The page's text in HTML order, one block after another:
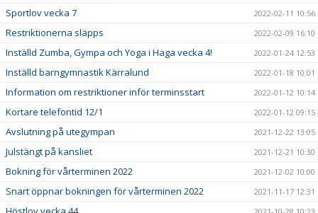
Sportlov vecka 7 2022-02-11 10:56
Restriktionerna släpps 2022-02-09 16:10
Inställd Zumba, Gympa och Yoga i Haga vecka 4! 2022-01-24 12:53
Inställd barngymnastik Kärralund 2022-01-18 10:01
Information om restriktioner inför terminsstart 2022-01-12 10:14
Kortare telefontid 12/1 2022-01-12 09:15
Avslutning på utegympan 2021-12-22 13:05
Julstängt på kansliet 2021-12-21 10:30
Bokning för vårterminen 2022 2021-12-02 10:00
Snart öppnar bokningen för vårterminen 2022 2021-11-17 12:31